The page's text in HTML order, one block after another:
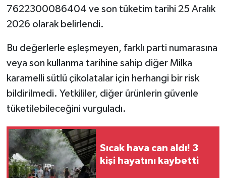
7622300086404 ve son tüketim tarihi 25 Aralık
2026 olarak belirlendi.
Bu değerlerle eşleşmeyen, farklı parti numarasına
veya son kullanma tarihine sahip diğer Milka
karamelli sütlü çikolatalar için herhangi bir risk
bildirilmedi. Yetkililer, diğer ürünlerin güvenle
tüketilebileceğini vurguladı.
Sıcak hava can aldı! 3
kişi hayatını kaybetti